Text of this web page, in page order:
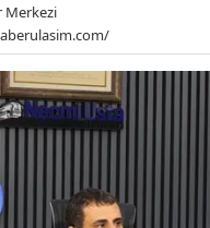
Merkezi